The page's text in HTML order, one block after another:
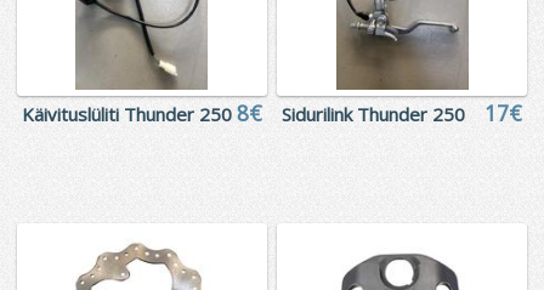
Käivituslüliti Thunder 250 8€ Sidurilink Thunder 250 17€